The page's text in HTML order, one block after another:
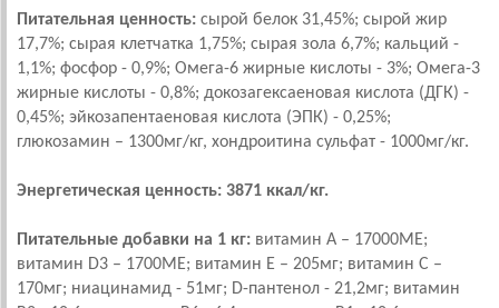
Питательная ценность: сырой белок 31,45%; сырой жир
17,7%; сырая клетчатка 1,75%; сырая зола 6,7%; кальций -
1,1%; фосфор - 0,9%; Омега-6 жирные кислоты - 3%; Омега-3
жирные кислоты - 0,8%; докозагексаеновая кислота (ДГК) -
0,45%; эйкозапентаеновая кислота (ЭПК) - 0,25%;
глюкозамин – 1300мг/кг, хондроитина сульфат - 1000мг/кг.
Энергетическая ценность: 3871 ккал/кг.
Питательные добавки на 1 кг: витамин А – 17000ME;
витамин D3 – 1700ME; витамин Е – 205мг; витамин С –
170мг; ниацинамид - 51мг; D-пантенол - 21,2мг; витамин